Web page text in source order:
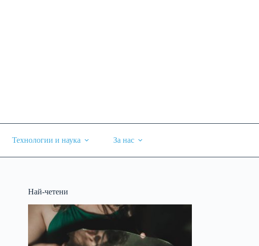
Технологии и наука За нас
Най-четени